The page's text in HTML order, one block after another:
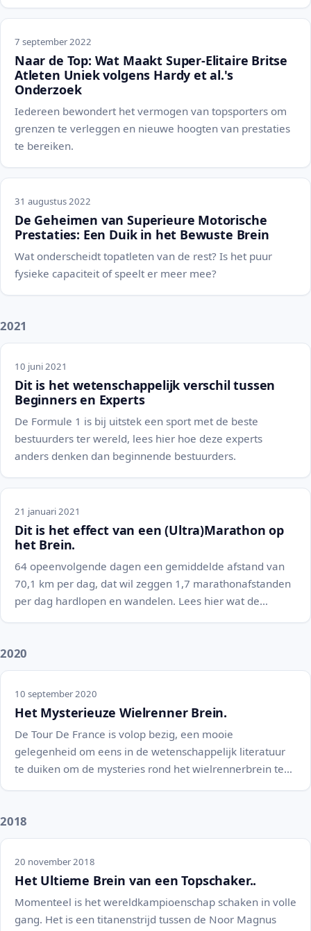
7 september 2022
Naar de Top: Wat Maakt Super-Elitaire Britse
Atleten Uniek volgens Hardy et al.'s
Onderzoek
Iedereen bewondert het vermogen van topsporters om
grenzen te verleggen en nieuwe hoogten van prestaties
te bereiken.
31 augustus 2022
De Geheimen van Superieure Motorische
Prestaties: Een Duik in het Bewuste Brein
Wat onderscheidt topatleten van de rest? Is het puur
fysieke capaciteit of speelt er meer mee?
2021
10 juni 2021
Dit is het wetenschappelijk verschil tussen
Beginners en Experts
De Formule 1 is bij uitstek een sport met de beste
bestuurders ter wereld, lees hier hoe deze experts
anders denken dan beginnende bestuurders.
21 januari 2021
Dit is het effect van een (Ultra)Marathon op
het Brein.
64 opeenvolgende dagen een gemiddelde afstand van
70,1 km per dag, dat wil zeggen 1,7 marathonafstanden
per dag hardlopen en wandelen. Lees hier wat de…
2020
10 september 2020
Het Mysterieuze Wielrenner Brein.
De Tour De France is volop bezig, een mooie
gelegenheid om eens in de wetenschappelijk literatuur
te duiken om de mysteries rond het wielrennerbrein te…
2018
20 november 2018
Het Ultieme Brein van een Topschaker..
Momenteel is het wereldkampioenschap schaken in volle
gang. Het is een titanenstrijd tussen de Noor Magnus